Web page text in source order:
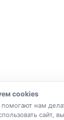
cookies
нам
сайт,